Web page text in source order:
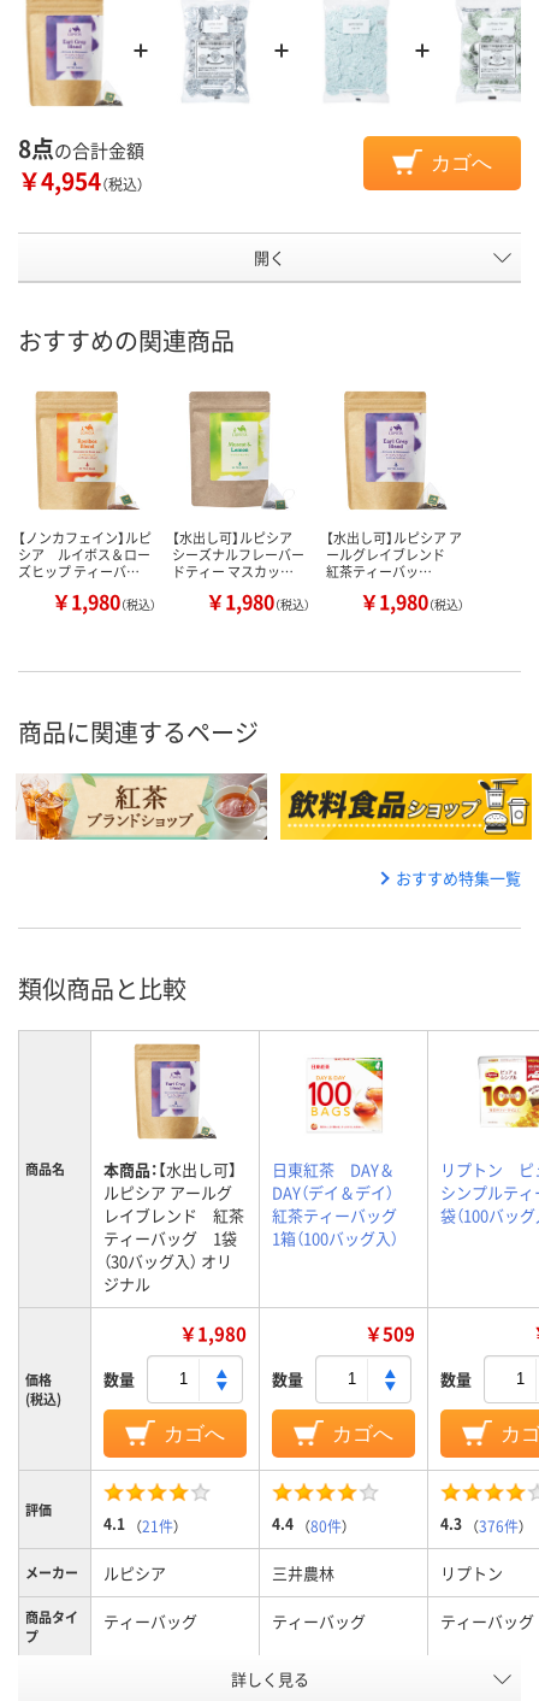
8点の合計金額
￥4,954（税込）
カゴへ
開く
おすすめの関連商品
【ノンカフェイン】ルピ
シア ルイボス＆ロー
ズヒップ ティーバ…
￥1,980（税込）
【水出し可】ルピシア
シーズナルフレーバー
ドティー マスカッ…
￥1,980（税込）
【水出し可】ルピシア ア
ールグレイブレンド
紅茶ティーバッ…
￥1,980（税込）
商品に関連するページ
おすすめ特集一覧
類似商品と比較
商品名 本商品：【水出し可】
ルピシア アールグ
レイブレンド 紅茶
ティーバッグ 1袋
（30バッグ入） オリ
ジナル
日東紅茶 DAY＆
DAY（デイ＆デイ）
紅茶ティーバッグ
1箱（100バッグ入）
リプトン ピ
シンプルテ
袋（100バッグ
価格
(税込)
￥1,980
数量
カゴへ
￥509
数量
カゴへ
数量
カ
評価
4.1 （21件） 4.4 （80件） 4.3 （376件）
メーカー ルピシア 三井農林 リプトン
商品タイ
プ
ティーバッグ ティーバッグ ティーバッグ
詳しく見る